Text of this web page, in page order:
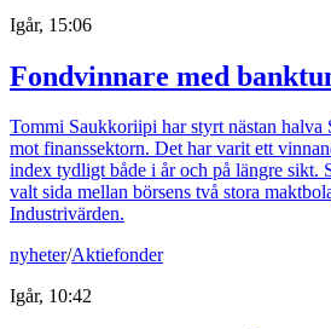
Igår, 15:06
Fondvinnare med
Tommi Saukkoriipi har styrt nästan
mot finanssektorn. Det har varit ett
index tydligt både i år och på längre sikt.
valt sida mellan börsens två stora
Industrivärden.
nyheter/Aktiefonder
Igår, 10:42